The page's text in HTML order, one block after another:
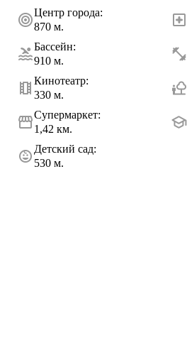
Центр города:
870 м.
Бассейн:
910 м.
Кинотеатр:
330 м.
Супермаркет:
1,42 км.
Детский сад:
530 м.